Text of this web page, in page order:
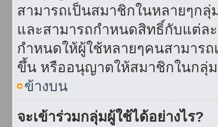
สามารถเป็นสมาชิกในหลายๆก
และสามารถกำหนดสิทธิ์กับแต่ล
กำหนดให้ผู้ใช้หลายๆคนสามารถ
ขึ้น หรืออนุญาตให้สมาชิกในกลุ่ม
ข้างบน
จะเข้าร่วมกลุ่มผู้ใช้ได้อย่างไร?